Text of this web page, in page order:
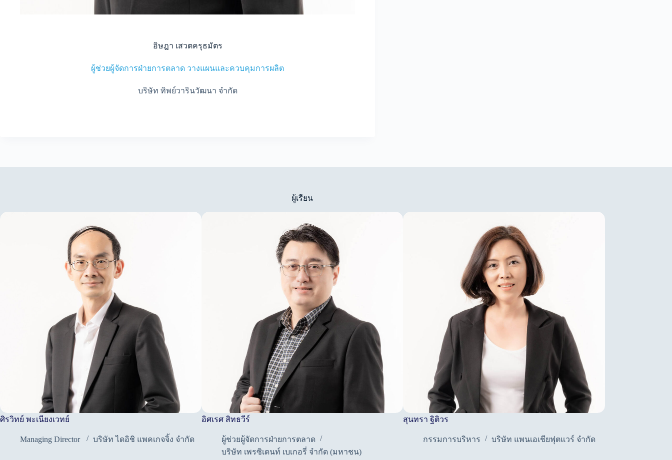
อิษฎา เสวตครุธมัตร
ผู้ช่วยผู้จัดการฝ่ายการตลาด วางแผนและควบคุมการผลิต
บริษัท ทิพย์วารินวัฒนา จำกัด
ผู้เรียน
ศิรวิทย์ พะเนียงเวทย์
Managing Director บริษัท ไดอิชิ แพคเกจจิ้ง จำกัด
อิศเรศ สิทธวีร์
ผู้ช่วยผู้จัดการฝ่ายการตลาด
บริษัท เพรซิเดนท์ เบเกอรี่ จำกัด (มหาชน)
สุนทรา ฐิติวร
กรรมการบริหาร บริษัท แพนเอเชียฟุตแวร์ จำกัด